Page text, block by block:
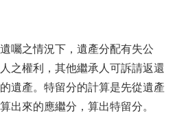
囑之情況下，遺產分配有失公
之權利，其他繼承人可訴請返還
遺產。特留分的計算是先從遺產
出來的應繼分，算出特留分。